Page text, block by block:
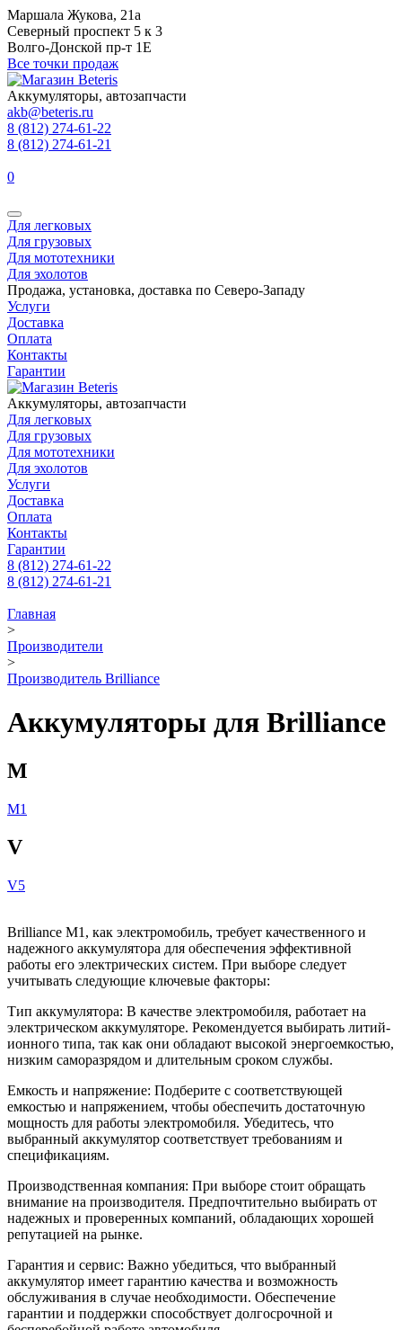
Маршала Жукова, 21а
Северный проспект 5 к 3
Волго-Донской пр-т 1Е
Все точки продаж
Аккумуляторы, автозапчасти
akb@beteris.ru
8 (812) 274-61-22
8 (812) 274-61-21
0
Для легковых
Для грузовых
Для мототехники
Для эхолотов
Продажа, установка, доставка по Северо-Западу
Услуги
Доставка
Оплата
Контакты
Гарантии
Аккумуляторы, автозапчасти
Для легковых
Для грузовых
Для мототехники
Для эхолотов
Услуги
Доставка
Оплата
Контакты
Гарантии
8 (812) 274-61-22
8 (812) 274-61-21
Главная
>
Производители
>
Производитель Brilliance
Аккумуляторы для Brilliance
M
M1
V
V5
Brilliance M1, как электромобиль, требует качественного и
надежного аккумулятора для обеспечения эффективной
работы его электрических систем. При выборе следует
учитывать следующие ключевые факторы:
Тип аккумулятора: В качестве электромобиля, работает на
электрическом аккумуляторе. Рекомендуется выбирать литий-
ионного типа, так как они обладают высокой энергоемкостью,
низким саморазрядом и длительным сроком службы.
Емкость и напряжение: Подберите с соответствующей
емкостью и напряжением, чтобы обеспечить достаточную
мощность для работы электромобиля. Убедитесь, что
выбранный аккумулятор соответствует требованиям и
спецификациям.
Производственная компания: При выборе стоит обращать
внимание на производителя. Предпочтительно выбирать от
надежных и проверенных компаний, обладающих хорошей
репутацией на рынке.
Гарантия и сервис: Важно убедиться, что выбранный
аккумулятор имеет гарантию качества и возможность
обслуживания в случае необходимости. Обеспечение
гарантии и поддержки способствует долгосрочной и